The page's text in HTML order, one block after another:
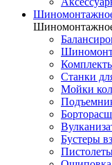
Станки
Мойки
Бустеры